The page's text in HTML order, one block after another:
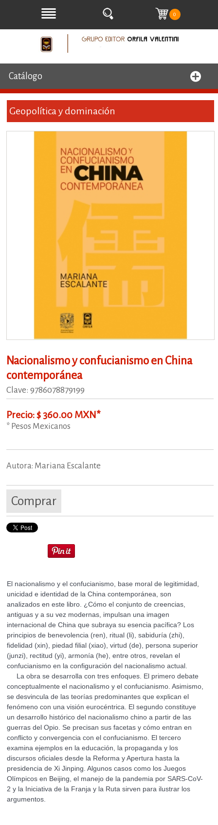
0
Catálogo
Geopolítica y dominación
Nacionalismo y confucianismo en China
contemporánea
Clave: 9786078879199
Precio: $ 360.00 MXN*
* Pesos Mexicanos
Autora: Mariana Escalante
Comprar
El nacionalismo y el confucianismo, base moral de legitimidad,
unicidad e identidad de la China contemporánea, son
analizados en este libro. ¿Cómo el conjunto de creencias,
antiguas y a su vez modernas, impulsan una imagen
internacional de China que subraya su esencia pacífica? Los
principios de benevolencia (ren), ritual (li), sabiduría (zhi),
fidelidad (xin), piedad filial (xiao), virtud (de), persona superior
(junzi), rectitud (yi), armonía (he), entre otros, revelan el
confucianismo en la configuración del nacionalismo actual.
La obra se desarrolla con tres enfoques. El primero debate
conceptualmente el nacionalismo y el confucianismo. Asimismo,
se desvincula de las teorías predominantes que explican el
fenómeno con una visión eurocéntrica. El segundo constituye
un desarrollo histórico del nacionalismo chino a partir de las
guerras del Opio. Se precisan sus facetas y cómo entran en
conflicto y convergencia con el confucianismo. El tercero
examina ejemplos en la educación, la propaganda y los
discursos oficiales desde la Reforma y Apertura hasta la
presidencia de Xi Jinping. Algunos casos como los Juegos
Olímpicos en Beijing, el manejo de la pandemia por SARS-CoV-
2 y la Iniciativa de la Franja y la Ruta sirven para ilustrar los
argumentos.